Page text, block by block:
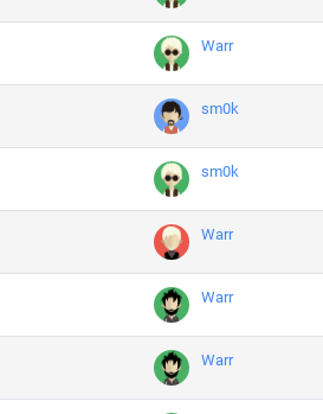
Warr
sm0k
sm0k
Warr
Warr
Warr